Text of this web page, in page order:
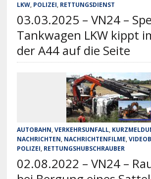
LKW, POLIZEI, RETTUNGSDIENST
03.03.2025 – VN24 –
Tankwagen LKW kippt
der A44 auf die Seite
AUTOBAHN,VERKEHRSUNFALL,
NACHRICHTEN, NACHRICHTENFILME,
POLIZEI, RETTUNGSHUBSCHRAUBER
02.08.2022 – VN24 –